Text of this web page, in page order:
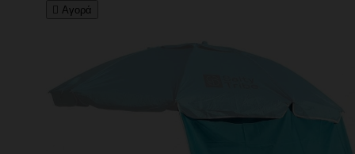
 Αγορά